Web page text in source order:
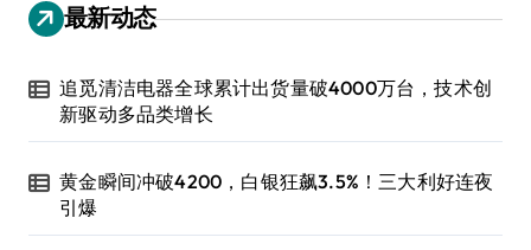
最新动态
追觅清洁电器全球累计出货量破4000万台，技术创
新驱动多品类增长
黄金瞬间冲破4200，白银狂飙3.5%！三大利好连夜
引爆